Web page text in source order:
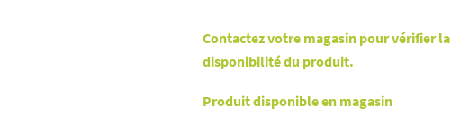
Contactez votre magasin pour vérifier la
disponibilité du produit.
Produit disponible en magasin